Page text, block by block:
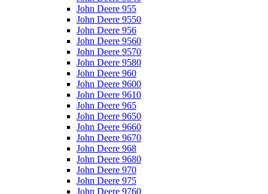
John Deere 955
John Deere 9550
John Deere 956
John Deere 9560
John Deere 9570
John Deere 9580
John Deere 960
John Deere 9600
John Deere 9610
John Deere 965
John Deere 9650
John Deere 9660
John Deere 9670
John Deere 968
John Deere 9680
John Deere 970
John Deere 975
John Deere 9760